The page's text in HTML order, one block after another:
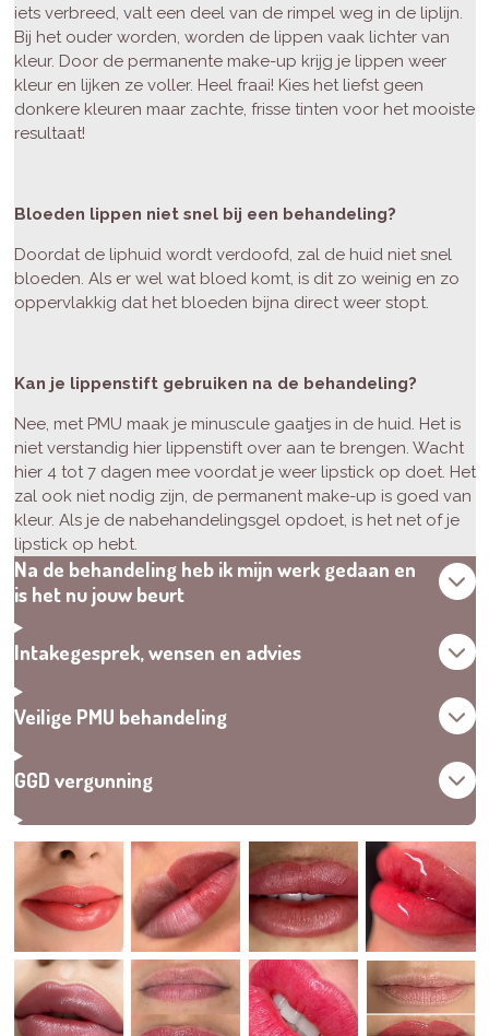
iets verbreed, valt een deel van de rimpel weg in de liplijn.
Bij het ouder worden, worden de lippen vaak lichter van
kleur. Door de permanente make-up krijg je lippen weer
kleur en lijken ze voller. Heel fraai! Kies het liefst geen
donkere kleuren maar zachte, frisse tinten voor het mooiste
resultaat!
Bloeden lippen niet snel bij een behandeling?
Doordat de liphuid wordt verdoofd, zal de huid niet snel
bloeden. Als er wel wat bloed komt, is dit zo weinig en zo
oppervlakkig dat het bloeden bijna direct weer stopt.
Kan je lippenstift gebruiken na de behandeling?
Nee, met PMU maak je minuscule gaatjes in de huid. Het is
niet verstandig hier lippenstift over aan te brengen. Wacht
hier 4 tot 7 dagen mee voordat je weer lipstick op doet. Het
zal ook niet nodig zijn, de permanent make-up is goed van
kleur. Als je de nabehandelingsgel opdoet, is het net of je
lipstick op hebt.
Na de behandeling heb ik mijn werk gedaan en
is het nu jouw beurt
Intakegesprek, wensen en advies
Veilige PMU behandeling
GGD vergunning